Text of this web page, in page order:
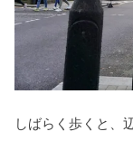
しばらく歩くと、